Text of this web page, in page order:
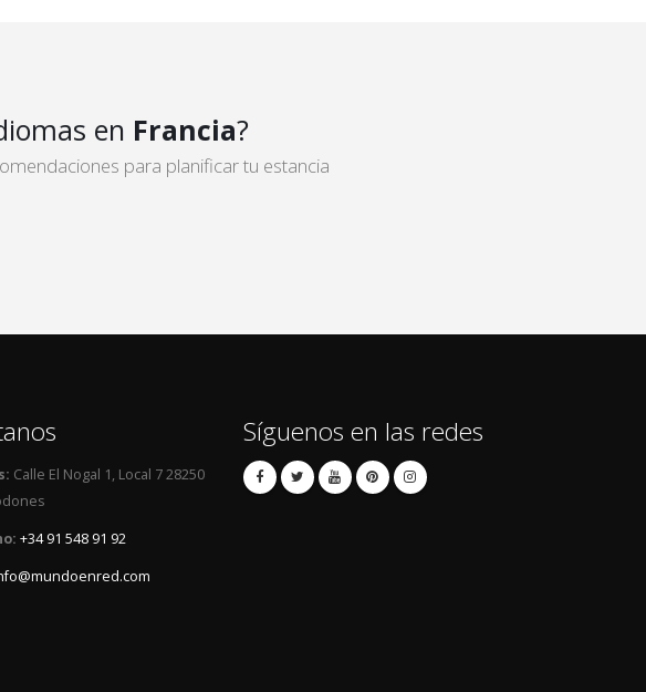
en Francia?
para planificar tu estancia
Calle El Nogal 1, Local 7 28250
+34 91 548 91 92
Síguenos en las redes